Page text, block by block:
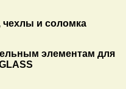
чехлы и соломка
элементам для